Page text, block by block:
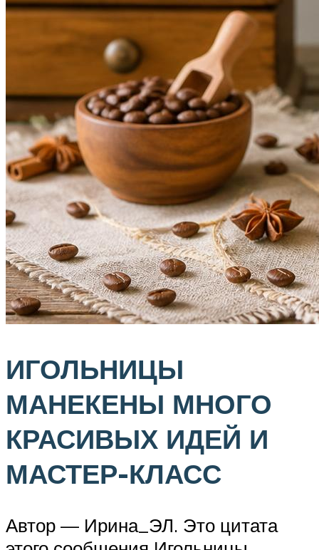
ИГОЛЬНИЦЫ
МАНЕКЕНЫ МНОГО
КРАСИВЫХ ИДЕЙ И
МАСТЕР-КЛАСС
Автор — Ирина_ЭЛ. Это цитата